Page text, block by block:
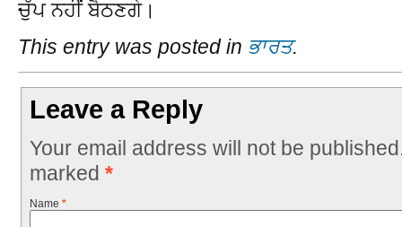
ਚੁੱਪ ਨਹੀਂ ਬੈਠਣਗੇ।
This entry was posted in ਭਾਰਤ.
Leave a Reply
Your email address will not be
marked *
Name *